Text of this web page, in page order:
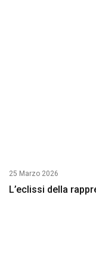
25 Marzo 2026
L’eclissi della